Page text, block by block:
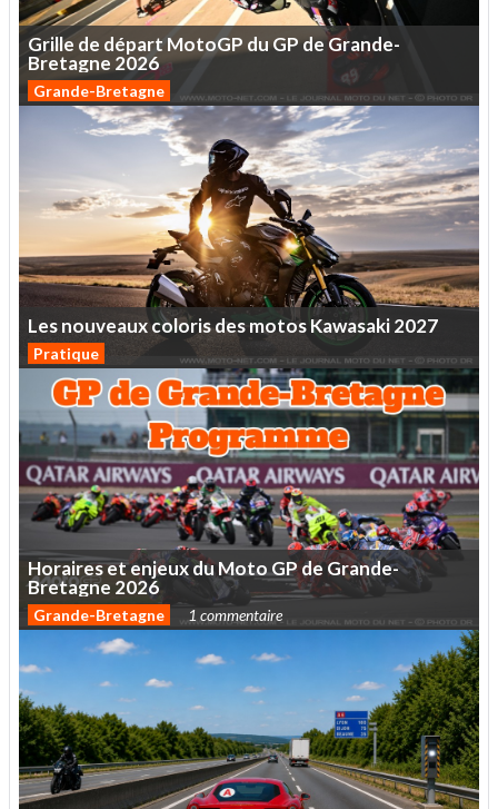
Grille de départ MotoGP duGPdeGrande-
Bretagne 2026
Grande-Bretagne
LesnouveauxcolorisdesmotosKawasaki2027
Pratique
HorairesetenjeuxduMotoGPdeGrande-
Bretagne 2026
Grande-Bretagne 1 commentaire